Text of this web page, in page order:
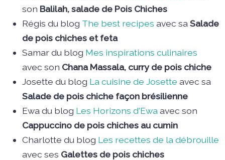
son Balilah, salade de Pois Chiches
Régis du blog The best recipes avec saSalade
de pois chiches et feta
Samar du blog Mes inspirations culinaires
avec son Chana Massala, curry de pois chiche
Josette du blog La cuisine de Josette avec sa
Salade de pois chiche façon brésilienne
Ewa du blog Les Horizons d'Ewaavec son
Cappuccino de pois chiches au cumin
Charlotte du blog Les recettes de la débrouille
avec ses Galettes de pois chiches